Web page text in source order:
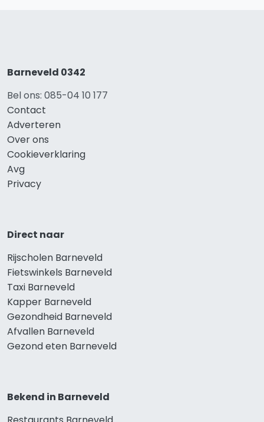
Barneveld 0342
Bel ons: 085-04 10 177
Contact
Adverteren
Over ons
Cookieverklaring
Avg
Privacy
Direct naar
Rijscholen Barneveld
Fietswinkels Barneveld
Taxi Barneveld
Kapper Barneveld
Gezondheid Barneveld
Afvallen Barneveld
Gezond eten Barneveld
Bekend in Barneveld